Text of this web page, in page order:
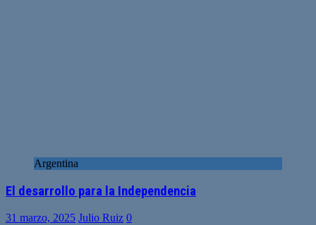
Argentina
El desarrollo para la Independencia
31 marzo, 2025 Julio Ruiz 0